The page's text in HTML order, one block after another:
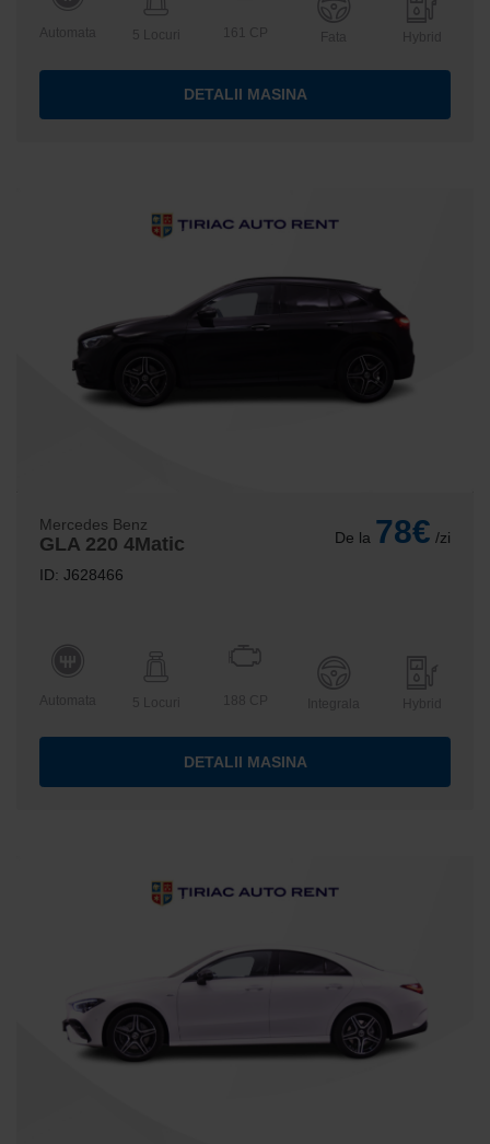
Automata 5 Locuri Fata Hybrid
DETALII MASINA
Mercedes Benz
GLA 220 4Matic
ID: J628466
De la 78€ /zi
Automata 5 Locuri Hybrid
DETALII MASINA